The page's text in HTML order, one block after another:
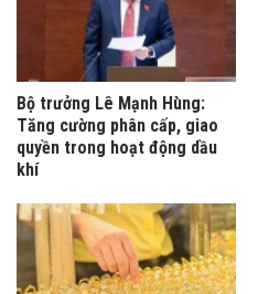
Bộ trưởng Lê Mạnh Hùng:
Tăng cường phân cấp, giao
quyền trong hoạt động dầu
khí